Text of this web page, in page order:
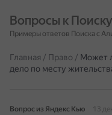
Вопросы к Поиску
Примеры ответов Поиска с
Главная / Право / Может
дело по месту
Вопрос из Яндекс Кью
13